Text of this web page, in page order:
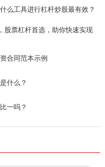
么工具进行杠杆炒股最有效？
股票杠杆首选，助你快速实现
合同范本示例
什么？
一吗？